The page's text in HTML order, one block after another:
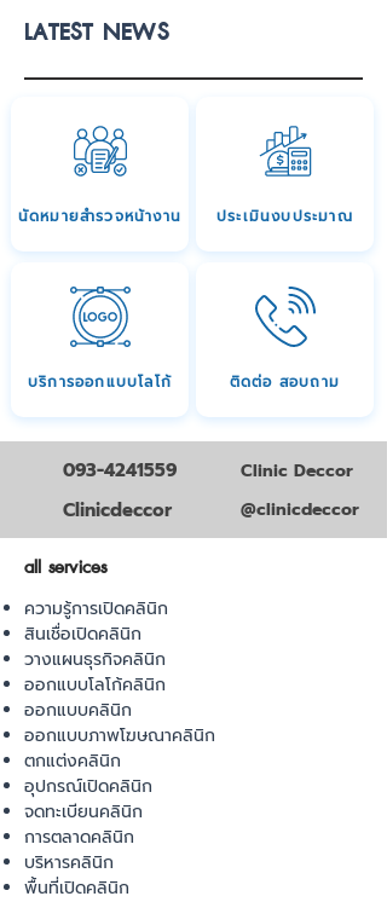
LATEST NEWS
นัดหมายสำรวจหน้างาน ประเมินงบประมาณ
บริการออกแบบโลโก้ ติดต่อ สอบถาม
093-4241559
Clinicdeccor
Clinic Deccor
@clinicdeccor
all services
ความรู้การเปิดคลินิก
สินเชื่อเปิดคลินิก
วางแผนธุรกิจคลินิก
ออกแบบโลโก้คลินิก
ออกแบบคลินิก
ออกแบบภาพโฆษณาคลินิก
ตกแต่งคลินิก
อุปกรณ์เปิดคลินิก
จดทะเบียนคลินิก
การตลาดคลินิก
บริหารคลินิก
พื้นที่เปิดคลินิก